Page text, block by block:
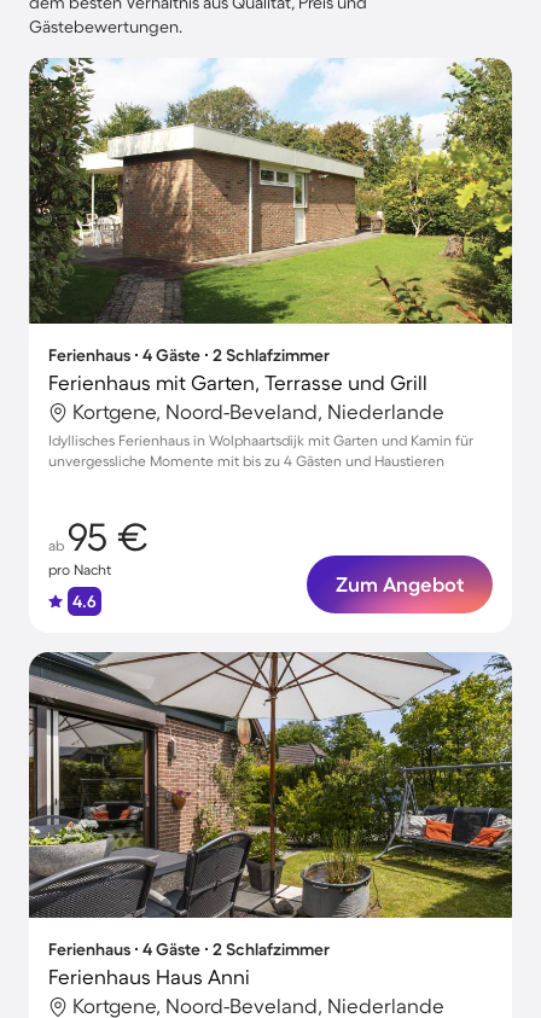
Gästebewertungen.
Ferienhaus ∙ 4 Gäste ∙ 2 Schlafzimmer
Ferienhaus mit Garten, Terrasse und Grill
Kortgene, Noord-Beveland, Niederlande
Idyllisches Ferienhaus in Wolphaartsdijk mit Garten und Kamin für
unvergessliche Momente mit bis zu 4 Gästen und Haustieren
ab 95 €
pro Nacht
4.6
Zum Angebot
Ferienhaus ∙ 4 Gäste ∙ 2 Schlafzimmer
Ferienhaus Haus Anni
Kortgene, Noord-Beveland, Niederlande